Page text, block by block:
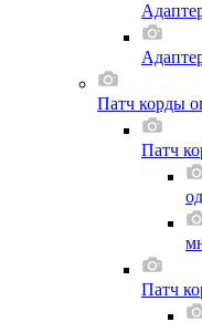
Патч корды
Патч
Патч